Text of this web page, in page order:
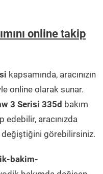
online takip
kapsamında, aracınızın
online olarak sunar.
3 Serisi 335d bakım
edebilir, aracınızda
değiştiğini görebilirsiniz.
bakim-